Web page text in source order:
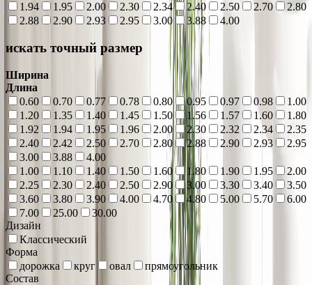
1.94
1.95 2.00 2.30 2.34 2.40 2.50 2.70
2.80
2.88
2.90 2.93 2.95 3.00 3.88 4.00
искать точный размер
Ширина
Длина
0.60
0.70 0.77 0.78 0.80 0.95 0.97 0.98
1.00
1.20
1.35 1.40 1.45 1.50 1.56 1.57 1.60
1.80
1.92
1.94 1.95 1.96 2.00 2.30 2.32 2.34
2.35
2.40
2.42 2.50 2.70 2.80 2.88 2.90 2.93
2.95
3.00
3.88
4.00
1.00
1.10 1.40 1.50 1.60 1.80 1.90 1.95
2.00
2.25
2.30 2.40 2.50 2.90 3.00 3.30 3.40
3.50
3.60
3.80 3.90 4.00 4.70 4.80 5.00 5.70
6.00
7.00
25.00
30.00
Дизайн
Классический
Форма
дорожка
круг овал
прямоугольник
Состав